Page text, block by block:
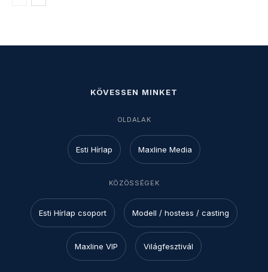
KÖVESSEN MINKET
OLDALAK
Esti Hírlap Maxline Media
KÖZÖSSÉGEK
Esti Hírlap csoport Modell / hostess / casting
Maxline VIP Világfesztivál